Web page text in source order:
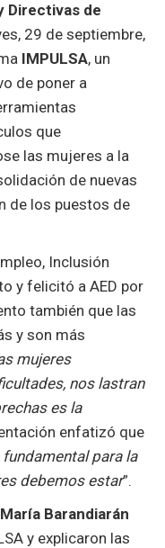
Directivas de
29 de septiembre,
IMPULSA, un
de poner a
que
las mujeres a la
de nuevas
de los puestos de
Inclusión
y felicitó a AED por
también que las
y son más
mujeres
nos lastran
es la
enfatizó que
para la
debemos estar”.
María Barandiarán
y explicaron las